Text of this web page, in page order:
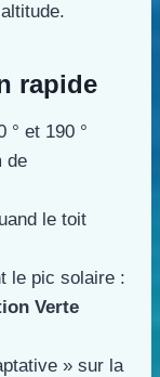
rapide
° et 190 °
de
le toit
le pic solaire :
Verte
» sur la